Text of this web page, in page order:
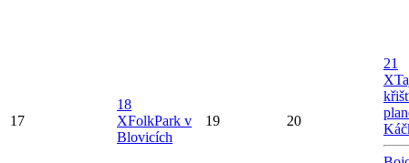
17
18
XFolkPark v
Blovicích
19 20
21
X